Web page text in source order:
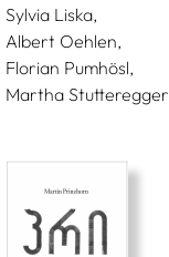
Sylvia Liska,
Albert Oehlen,
Florian Pumhösl,
Martha Stutteregger